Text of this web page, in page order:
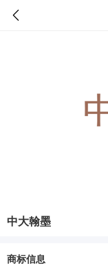
中大翰墨
商标信息